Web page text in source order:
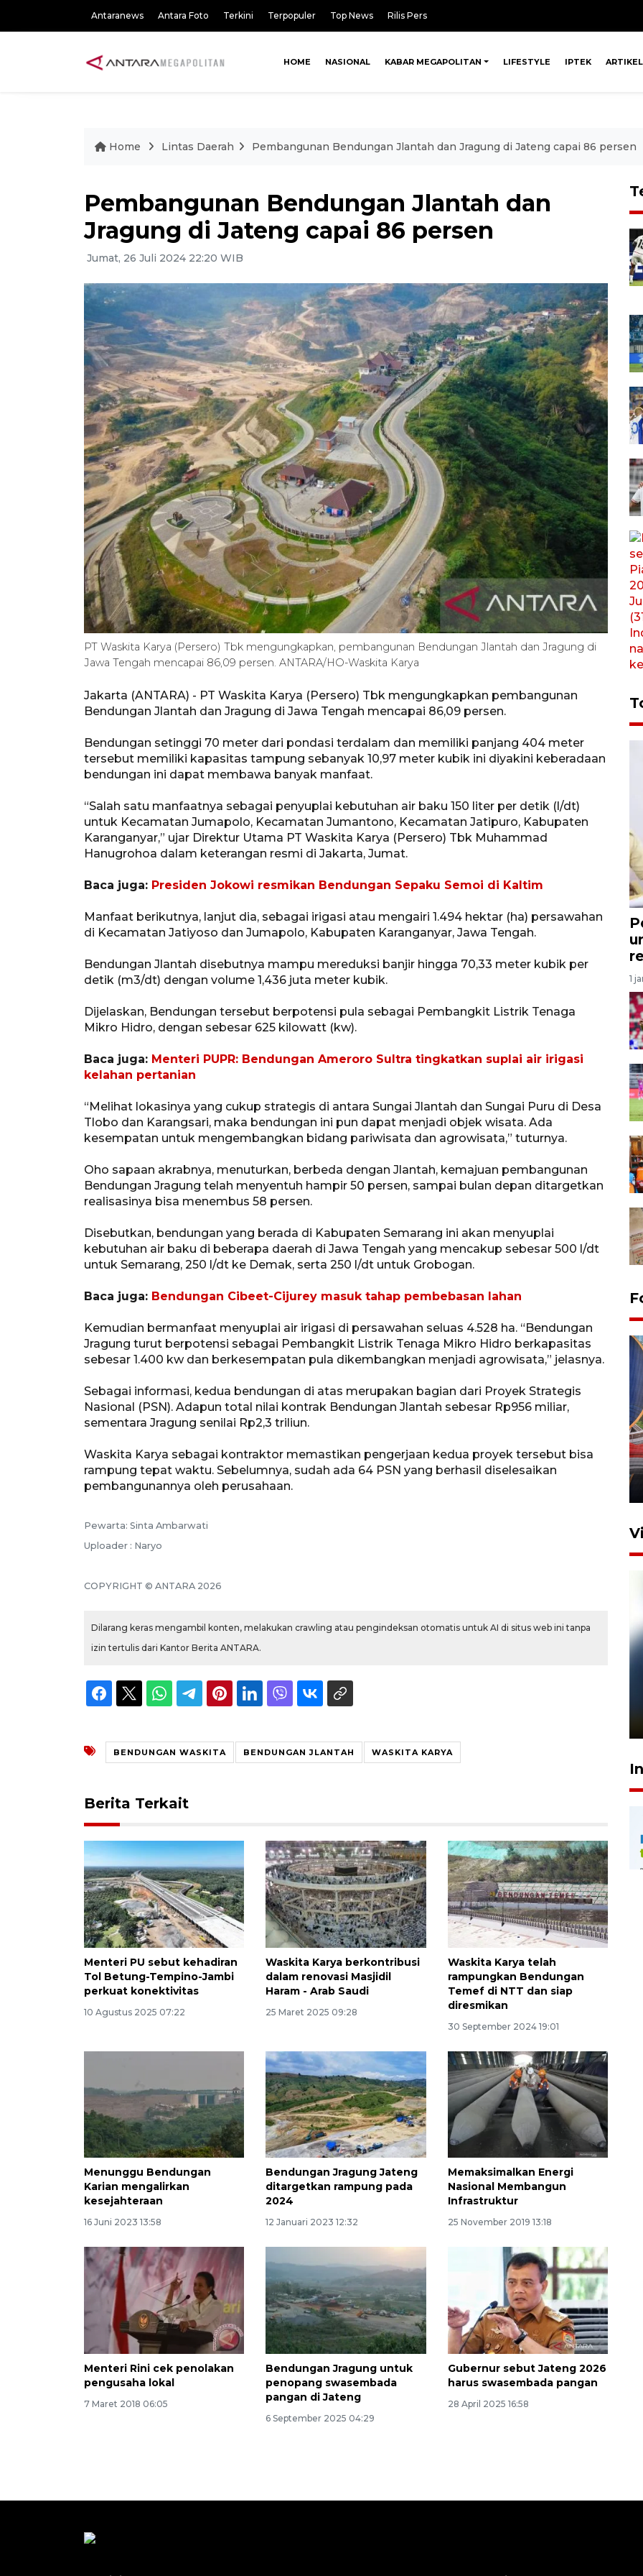
Antaranews Antara Foto Terkini Terpopuler Top News Rilis Pers
HOME NASIONAL KABAR MEGAPOLITAN LIFESTYLE IPTEK ARTIKEL
Home Lintas Daerah Pembangunan Bendungan Jlantah dan Jragung di Jateng capai 86 persen
Pembangunan Bendungan Jlantah dan
Jragung di Jateng capai 86 persen
Jumat, 26 Juli 2024 22:20 WIB
PT Waskita Karya (Persero) Tbk mengungkapkan, pembangunan Bendungan Jlantah dan Jragung di
Jawa Tengah mencapai 86,09 persen. ANTARA/HO-Waskita Karya
Jakarta (ANTARA) - PT Waskita Karya (Persero) Tbk mengungkapkan pembangunan
Bendungan Jlantah dan Jragung di Jawa Tengah mencapai 86,09 persen.
Bendungan setinggi 70 meter dari pondasi terdalam dan memiliki panjang 404 meter
tersebut memiliki kapasitas tampung sebanyak 10,97 meter kubik ini diyakini keberadaan
bendungan ini dapat membawa banyak manfaat.
“Salah satu manfaatnya sebagai penyuplai kebutuhan air baku 150 liter per detik (l/dt)
untuk Kecamatan Jumapolo, Kecamatan Jumantono, Kecamatan Jatipuro, Kabupaten
Karanganyar,” ujar Direktur Utama PT Waskita Karya (Persero) Tbk Muhammad
Hanugrohoa dalam keterangan resmi di Jakarta, Jumat.
Baca juga: Presiden Jokowi resmikan Bendungan Sepaku Semoi di Kaltim
Manfaat berikutnya, lanjut dia, sebagai irigasi atau mengairi 1.494 hektar (ha) persawahan
di Kecamatan Jatiyoso dan Jumapolo, Kabupaten Karanganyar, Jawa Tengah.
Bendungan Jlantah disebutnya mampu mereduksi banjir hingga 70,33 meter kubik per
detik (m3/dt) dengan volume 1,436 juta meter kubik.
Dijelaskan, Bendungan tersebut berpotensi pula sebagai Pembangkit Listrik Tenaga
Mikro Hidro, dengan sebesar 625 kilowatt (kw).
Baca juga: Menteri PUPR: Bendungan Ameroro Sultra tingkatkan suplai air irigasi
kelahan pertanian
“Melihat lokasinya yang cukup strategis di antara Sungai Jlantah dan Sungai Puru di Desa
Tlobo dan Karangsari, maka bendungan ini pun dapat menjadi objek wisata. Ada
kesempatan untuk mengembangkan bidang pariwisata dan agrowisata,” tuturnya.
Oho sapaan akrabnya, menuturkan, berbeda dengan Jlantah, kemajuan pembangunan
Bendungan Jragung telah menyentuh hampir 50 persen, sampai bulan depan ditargetkan
realisasinya bisa menembus 58 persen.
Disebutkan, bendungan yang berada di Kabupaten Semarang ini akan menyuplai
kebutuhan air baku di beberapa daerah di Jawa Tengah yang mencakup sebesar 500 l/dt
untuk Semarang, 250 l/dt ke Demak, serta 250 l/dt untuk Grobogan.
Baca juga: Bendungan Cibeet-Cijurey masuk tahap pembebasan lahan
Kemudian bermanfaat menyuplai air irigasi di persawahan seluas 4.528 ha. “Bendungan
Jragung turut berpotensi sebagai Pembangkit Listrik Tenaga Mikro Hidro berkapasitas
sebesar 1.400 kw dan berkesempatan pula dikembangkan menjadi agrowisata,” jelasnya.
Sebagai informasi, kedua bendungan di atas merupakan bagian dari Proyek Strategis
Nasional (PSN). Adapun total nilai kontrak Bendungan Jlantah sebesar Rp956 miliar,
sementara Jragung senilai Rp2,3 triliun.
Waskita Karya sebagai kontraktor memastikan pengerjaan kedua proyek tersebut bisa
rampung tepat waktu. Sebelumnya, sudah ada 64 PSN yang berhasil diselesaikan
pembangunannya oleh perusahaan.
Pewarta: Sinta Ambarwati
Uploader : Naryo
COPYRIGHT © ANTARA 2026
Dilarang keras mengambil konten, melakukan crawling atau pengindeksan otomatis untuk AI di situs web ini tanpa
izin tertulis dari Kantor Berita ANTARA.
BENDUNGAN WASKITA BENDUNGAN JLANTAH WASKITA KARYA
Berita Terkait
Menteri PU sebut kehadiran
Tol Betung-Tempino-Jambi
perkuat konektivitas
10 Agustus 2025 07:22
Waskita Karya berkontribusi
dalam renovasi Masjidil
Haram - Arab Saudi
25 Maret 2025 09:28
Waskita Karya telah
rampungkan Bendungan
Temef di NTT dan siap
diresmikan
30 September 2024 19:01
Menunggu Bendungan
Karian mengalirkan
kesejahteraan
16 Juni 2023 13:58
Bendungan Jragung Jateng
ditargetkan rampung pada
2024
12 Januari 2023 12:32
Memaksimalkan Energi
Nasional Membangun
Infrastruktur
25 November 2019 13:18
Menteri Rini cek penolakan
pengusaha lokal
7 Maret 2018 06:05
Bendungan Jragung untuk
penopang swasembada
pangan di Jateng
6 September 2025 04:29
Gubernur sebut Jateng 2026
harus swasembada pangan
28 April 2025 16:58
1
perlintasan sebidang di
Stasiun Bogor
jalanan Jakarta
2026-08-05 18:00:00